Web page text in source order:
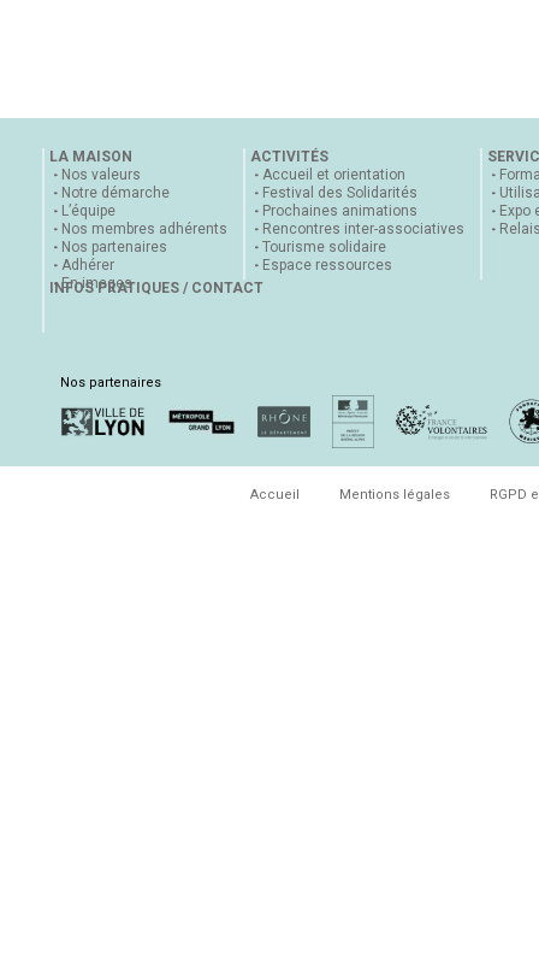
LA MAISON
Nos valeurs
Notre démarche
L’équipe
Nos membres adhérents
Nos partenaires
Adhérer
En images
ACTIVITÉS
Accueil et orientation
Festival des Solidarités
Prochaines animations
Rencontres inter-associatives
Tourisme solidaire
Espace ressources
Expo
INFOS PRATIQUES / CONTACT
Nos partenaires
Accueil Mentions légales RGPD